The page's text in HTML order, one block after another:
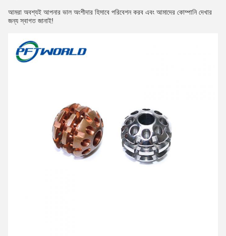
আমরা অবশ্যই আপনার ভাল অংশীদার হিসাবে পরিবেশন করব এবং আমাদের কোম্পানি দেখার
জন্য স্বাগত জানাই!